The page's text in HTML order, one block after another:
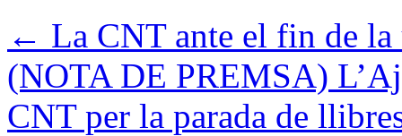
← La CNT ante el fin de
(NOTA DE PREMSA)
CNT per la parada de